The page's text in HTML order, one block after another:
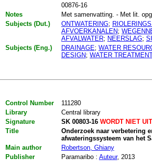
00876-16
Notes
Met samenvatting. - Met lit.
Subjects (Dut.)
ONTWATERING;
AFVOERKANALEN;
AFVALWATER; NEERSLAG;
Subjects (Eng.)
DRAINAGE; WATER
DESIGN; WATER
Control Number
111280
Library
Central library
Signature
SK 00803-16WORDT NIET
Title
Onderzoek naar verbetering
afwateringssysteem van het
Main author
Robertson, Ghiany
Publisher
Paramaribo : Auteur, 2013